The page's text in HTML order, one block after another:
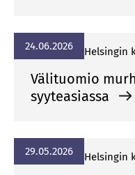
24.06.2026 Hel­sin­gin
Välituomio
syyteasiassa
29.05.2026 Hel­sin­gin